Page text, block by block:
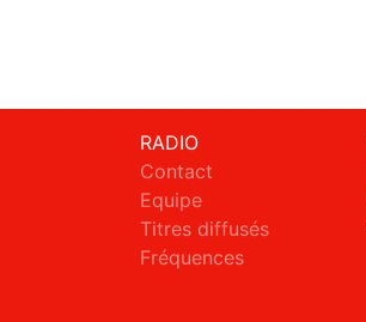
RADIO
Contact
Equipe
Titres diffusés
Fréquences